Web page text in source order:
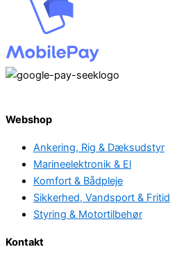
Webshop
Ankering, Rig & Dæksudstyr
Marineelektronik & El
Komfort & Bådpleje
Sikkerhed, Vandsport & Fritid
Styring & Motortilbehør
Kontakt